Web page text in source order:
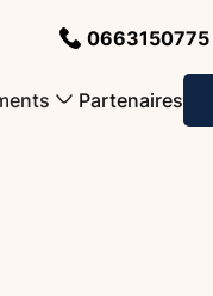
0663150775
Partenaires